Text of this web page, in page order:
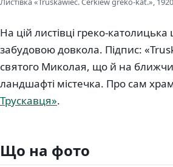
На цій листівці греко-
забудовою довкола. Підпис:
святого Миколая, що й на
ландшафті містечка. Про сам
Трускавця».
Що на фото